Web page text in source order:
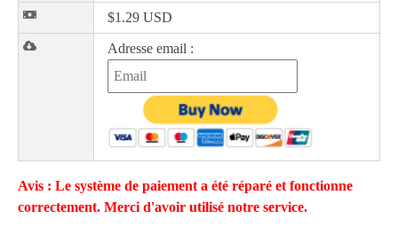
$1.29 USD
Adresse email :
Avis : Le système de paiement a été réparé et fonctionne
correctement. Merci d'avoir utilisé notre service.